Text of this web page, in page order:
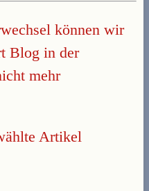
können wir
Blog in der
mehr
Artikel